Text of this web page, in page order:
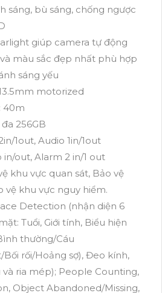
sáng, bù sáng, chống ngược
giúp camera tự động
màu sắc đẹp nhất phù hợp
sáng yếu
motorized
40m
256GB
1out, Audio 1in/1out
in/out, Alarm 2 in/1 out
khu vực quan sát, Bảo vệ
vệ khu vực nguy hiểm.
Detection (nhận diện 6
Tuổi, Giới tính, Biểu hiện
thường/Cáu
rối/Hoảng sợ), Đeo kính,
ria mép); People Counting,
Object Abandoned/Missing,